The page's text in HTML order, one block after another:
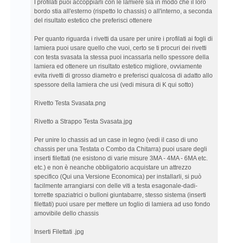
I profilati puoi accoppiarli con le lamiere sia in modo che il loro
bordo stia all'esterno (rispetto lo chassis) o all'interno, a seconda
del risultato estetico che preferisci ottenere
Per quanto riguarda i rivetti da usare per unire i profilati ai fogli di
lamiera puoi usare quello che vuoi, certo se ti procuri dei rivetti
con testa svasata la stessa puoi incassarla nello spessore della
lamiera ed ottenere un risultato estetico migliore, ovviamente
evita rivetti di grosso diametro e preferisci qualcosa di adatto allo
spessore della lamiera che usi (vedi misura di K qui sotto)
Rivetto Testa Svasata.png
Rivetto a Strappo Testa Svasata.jpg
Per unire lo chassis ad un case in legno (vedi il caso di uno
chassis per una Testata o Combo da Chitarra) puoi usare degli
inserti filettati (ne esistono di varie misure 3MA - 4MA - 6MA etc.
etc.) e non è neanche obbligatorio acquistare un attrezzo
specifico (Qui una Versione Economica) per installarli, si può
facilmente arrangiarsi con delle viti a testa esagonale-dadi-
torrette spaziatrici o bulloni giuntabarre, stesso sistema (inserti
filettati) puoi usare per mettere un foglio di lamiera ad uso fondo
amovibile dello chassis
Inserti Filettati .jpg